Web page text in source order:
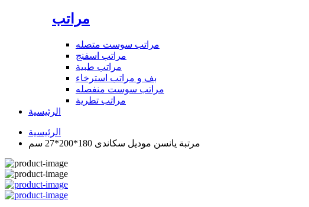
مراتب
مراتب سوست متصله
مراتب اسفنج
مراتب طبية
بف و مراتب استرخاء
مراتب سوست منفصله
مراتب تطرية
الرئيسية
الرئيسية
مرتبة يانسن موديل سكاندى 180*200*27 سم